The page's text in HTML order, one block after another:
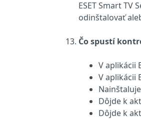
ESET Smart
odinštalovať
Čo spustí
V aplikácii
V aplikácii
Dôjde k
Dôjde k